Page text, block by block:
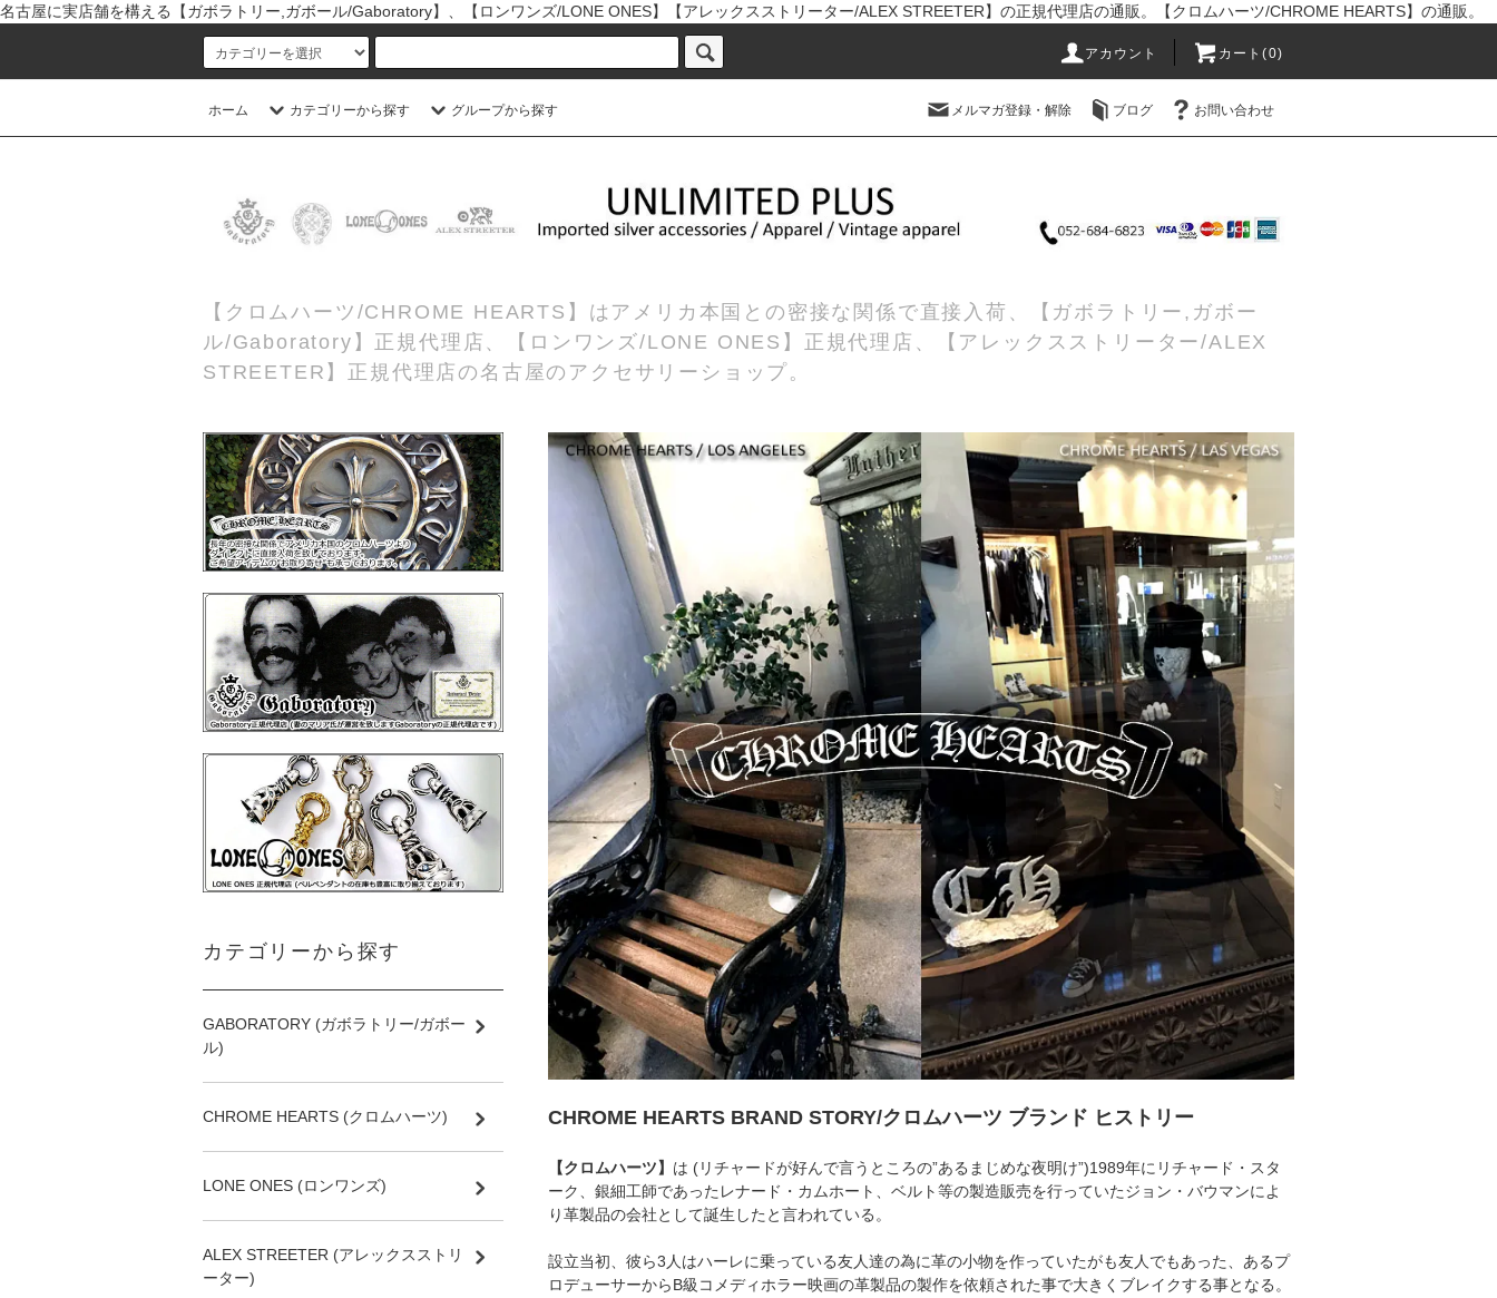
名古屋に実店舗を構える【ガボラトリー,ガボール/Gaboratory】、【ロンワンズ/LONE ONES】【アレックスストリーター/ALEX STREETER】の正規代理店の通販。【クロムハーツ/CHROME HEARTS】の通販。
アカウント カート(0)
ホーム カテゴリーから探す グループから探す メルマガ登録・解除 ブログ お問い合わせ
【クロムハーツ/CHROME HEARTS】はアメリカ本国との密接な関係で直接入荷、【ガボラトリー,ガボー
ル/Gaboratory】正規代理店、【ロンワンズ/LONE ONES】正規代理店、【アレックスストリーター/ALEX
STREETER】正規代理店の名古屋のアクセサリーショップ。
CHROME HEARTS BRAND STORY/クロムハーツ ブランド ヒストリー
【クロムハーツ】 は (リチャードが好んで言うところの”あるまじめな夜明け”)1989年にリチャード・スタ
ーク、銀細工師であったレナード・カムホート、ベルト等の製造販売を行っていたジョン・バウマンによ
り革製品の会社として誕生したと言われている。
設立当初、彼ら3人はハーレに乗っている友人達の為に革の小物を作っていたがも友人でもあった、あるプ
ロデューサーからB級コメディホラー映画の革製品の製作を依頼された事で大きくブレイクする事となる。
カテゴリーから探す
GABORATORY (ガボラトリー/ガボー
ル)
CHROME HEARTS (クロムハーツ)
LONE ONES (ロンワンズ)
ALEX STREETER (アレックスストリ
ーター)